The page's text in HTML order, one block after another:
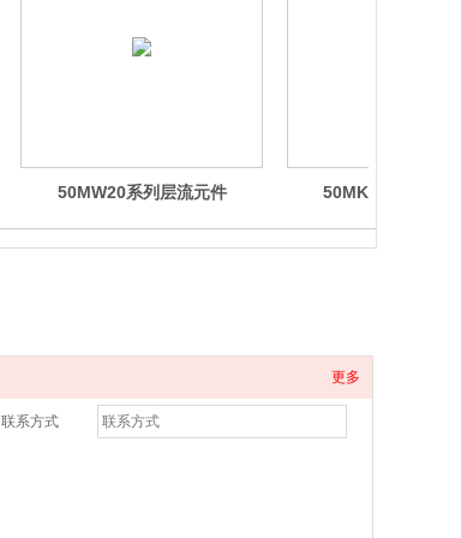
50MW20系列层流元件 50MK10 系列层
更多
联系方式